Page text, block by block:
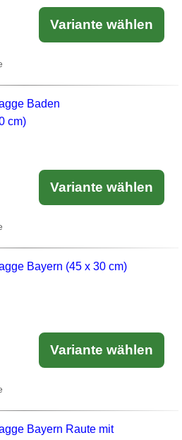
Variante wählen
Baden
cm)
Variante wählen
Bayern (45 x 30 cm)
Variante wählen
Bayern Raute mit